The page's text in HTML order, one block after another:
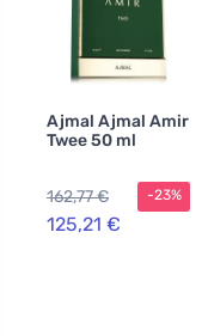
Ajmal Ajmal Amir
Twee 50 ml
162,77 €
125,21 €
-23%